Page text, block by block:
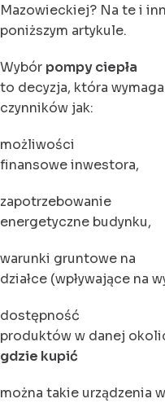
Mazowieckiej? Na te i
poniższym artykule.
Wybór pompy ciepła
to decyzja, która
czynników jak:
możliwości
finansowe inwestora,
zapotrzebowanie
energetyczne budynku,
warunki gruntowe na
działce (wpływające na
dostępność
produktów w danej
gdzie kupić
można takie urządzenia